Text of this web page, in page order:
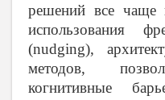
решений все чаще
использования
(nudging),
методов,
когнитивные